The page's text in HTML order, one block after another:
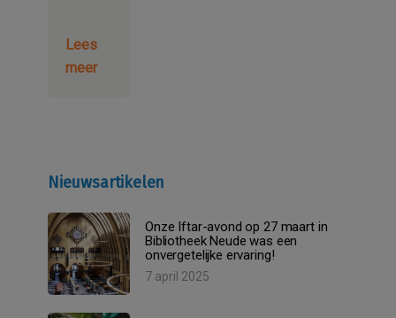
Lees
meer
Nieuwsartikelen
Onze Iftar-avond op 27 maart in
Bibliotheek Neude was een
onvergetelijke ervaring!
7 april 2025